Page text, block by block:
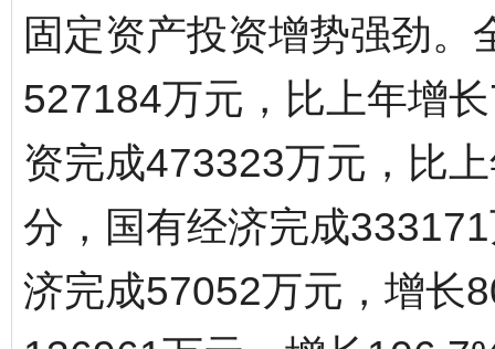
固定资产投资增势强劲
527184万元，比上年增
资完成473323万元，比
分，国有经济完成
济完成57052万元，增长